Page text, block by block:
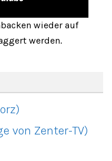
wieder auf
werden.
von Zenter-TV)